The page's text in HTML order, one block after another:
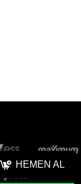
HEMEN AL